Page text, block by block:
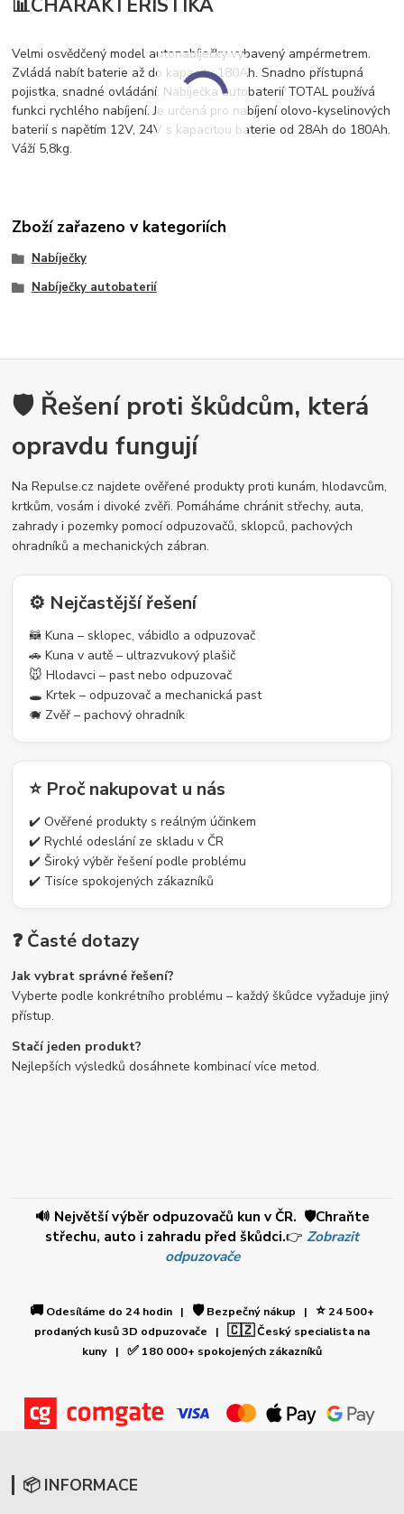
📊CHARAKTERISTIKA
Velmi osvědčený model autonabíječky vybavený ampérmetrem.
Zvládá nabít baterie až do kapacity 180Ah. Snadno přístupná
pojistka, snadné ovládání. Nabíječka autobaterií TOTAL používá
funkci rychlého nabíjení. Je určená pro nabíjení olovo-kyselinových
baterií s napětím 12V, 24V s kapacitou baterie od 28Ah do 180Ah.
Váží 5,8kg.
Zboží zařazeno v kategoriích
Nabíječky
Nabíječky autobaterií
🛡️ Řešení proti škůdcům, která
opravdu fungují
Na Repulse.cz najdete ověřené produkty proti kunám, hlodavcům,
krtkům, vosám i divoké zvěři. Pomáháme chránit střechy, auta,
zahrady i pozemky pomocí odpuzovačů, sklopců, pachových
ohradníků a mechanických zábran.
⚙️ Nejčastější řešení
🦝 Kuna – sklopec, vábidlo a odpuzovač
🚗 Kuna v autě – ultrazvukový plašič
🐭 Hlodavci – past nebo odpuzovač
🕳️ Krtek – odpuzovač a mechanická past
🐗 Zvěř – pachový ohradník
⭐ Proč nakupovat u nás
✔️ Ověřené produkty s reálným účinkem
✔️ Rychlé odeslání ze skladu v ČR
✔️ Široký výběr řešení podle problému
✔️ Tisíce spokojených zákazníků
❓ Časté dotazy
Jak vybrat správné řešení?
Vyberte podle konkrétního problému – každý škůdce vyžaduje jiný
přístup.
Stačí jeden produkt?
Nejlepších výsledků dosáhnete kombinací více metod.
🔊 Největší výběr odpuzovačů kun v ČR. 🛡️Chraňte
střechu, auto i zahradu před škůdci.👉 Zobrazit
odpuzovače
🚚 Odesíláme do 24 hodin | 🛡️Bezpečný nákup | ⭐24 500+
prodaných kusů 3D odpuzovače | 🇨🇿Český specialista na
kuny | ✅ 180 000+ spokojených zákazníků
📦 INFORMACE